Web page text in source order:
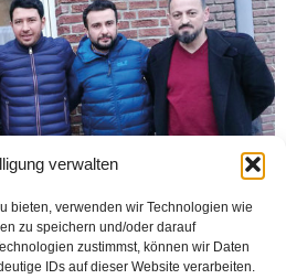
verwalten
bieten, verwenden wir Technologien wie
zu speichern und/oder darauf
zustimmst, können wir Daten
IDs auf dieser Website verarbeiten.